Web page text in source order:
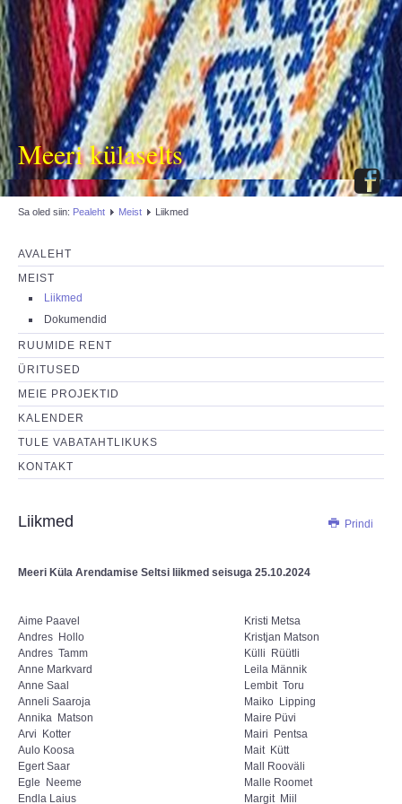
Meeri külaselts
Sa oled siin: Pealeht Meist Liikmed
AVALEHT
MEIST
Liikmed
Dokumendid
RUUMIDE RENT
ÜRITUSED
MEIE PROJEKTID
KALENDER
TULE VABATAHTLIKUKS
KONTAKT
Prindi
Liikmed
Meeri Küla Arendamise Seltsi liikmed seisuga 25.10.2024
Aime Paavel
Kristi Metsa
Andres Hollo
Kristjan Matson
Andres Tamm
Külli Rüütli
Anne Markvard
Leila Männik
Anne Saal
Lembit Toru
Anneli Saaroja
Maiko Lipping
Annika Matson
Maire Püvi
Arvi Kotter
Mairi Pentsa
Aulo Koosa
Mait Kütt
Egert Saar
Mall Rooväli
Egle Neeme
Malle Roomet
Endla Laius
Margit Miil